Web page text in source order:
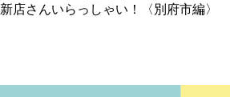
新店さんいらっしゃい！〈別府市編〉